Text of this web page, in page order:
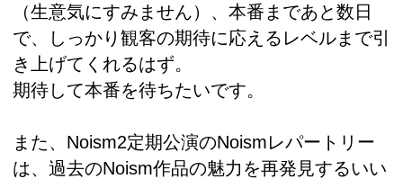
（生意気にすみません）、本番まであと数日
で、しっかり観客の期待に応えるレベルまで引
き上げてくれるはず。
期待して本番を待ちたいです。
また、Noism2定期公演のNoismレパートリー
は、過去のNoism作品の魅力を再発見するいい